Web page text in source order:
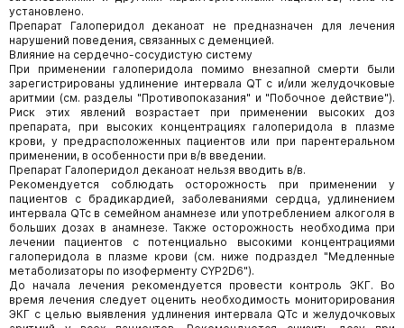
установлено.
Препарат Галоперидол деканоат не предназначен для лечения
нарушений поведения, связанных с деменцией.
Влияние на сердечно-сосудистую систему
При применении галоперидола помимо внезапной смерти были
зарегистрированы удлинение интервала QT с и/или желудочковые
аритмии (см. разделы "Противопоказания" и "Побочное действие").
Риск этих явлений возрастает при применении высоких доз
препарата, при высоких концентрациях галоперидола в плазме
крови, у предрасположенных пациентов или при парентеральном
применении, в особенности при в/в введении.
Препарат Галоперидол деканоат нельзя вводить в/в.
Рекомендуется соблюдать осторожность при применении у
пациентов с брадикардией, заболеваниями сердца, удлинением
интервала QTc в семейном анамнезе или употреблением алкоголя в
больших дозах в анамнезе. Также осторожность необходима при
лечении пациентов с потенциально высокими концентрациями
галоперидола в плазме крови (см. ниже подраздел "Медленные
метаболизаторы по изоферменту CYP2D6").
До начала лечения рекомендуется провести контроль ЭКГ. Во
время лечения следует оценить необходимость мониторирования
ЭКГ с целью выявления удлинения интервала QTc и желудочковых